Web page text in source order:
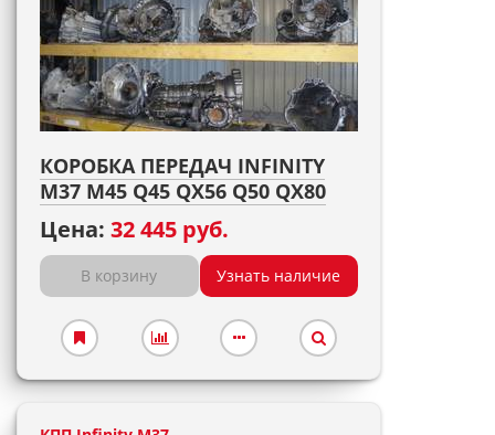
КОРОБКА ПЕРЕДАЧ INFINITY
M37 M45 Q45 QX56 Q50 QX80
Цена: 32 445 руб.
В корзину Узнать наличие